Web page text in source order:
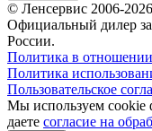
© Ленсервис 2006-
Официальный дилер
России.
Политика в
Политика
Пользовательское
Мы используем cookie
даете согласие на